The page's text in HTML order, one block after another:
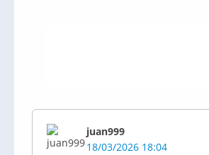
juan999
18/03/2026 18:04